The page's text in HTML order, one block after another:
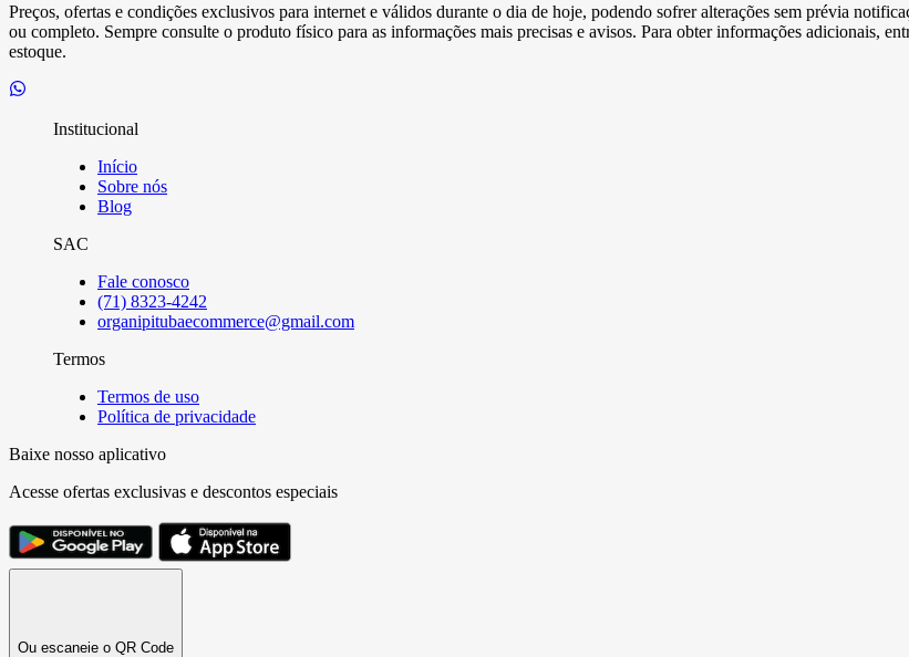
Preços, ofertas e condições exclusivos para internet e válidos durante o dia de hoje, podendo sofrer alterações sem prévia
ou completo. Sempre consulte o produto físico para as informações mais precisas e avisos. Para obter informações adicionais,
estoque.
Institucional
Início
Sobre nós
Blog
SAC
Fale conosco
(71) 8323-4242
organipitubaecommerce@gmail.com
Termos
Termos de uso
Política de privacidade
Baixe nosso aplicativo
Acesse ofertas exclusivas e descontos especiais
Ou escaneie o QR Code